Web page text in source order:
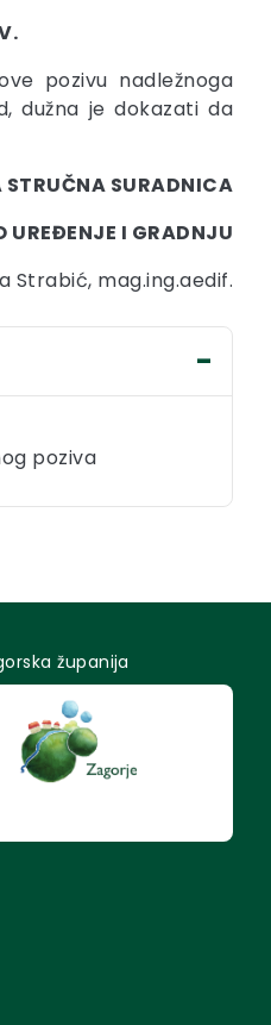
pozivu nadležnoga
dužna je dokazati da
STRUČNA SURADNICA
UREĐENJE I GRADNJU
Strabić, mag.ing.aedif.
poziva
županija